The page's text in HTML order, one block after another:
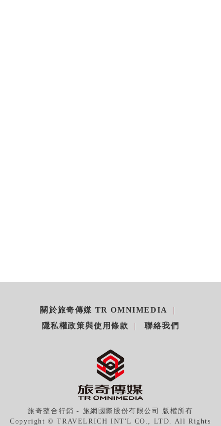
關於旅奇傳媒 TR OMNIMEDIA
隱私權政策與使用條款
聯絡我們
旅奇整合行銷 - 旅網國際股份有限公司 版權所有
Copyright © TRAVELRICH INT'L CO., LTD. All Rights